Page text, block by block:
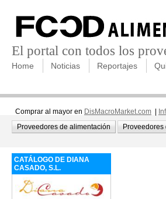
El portal con todos los
Home Noticias Reportajes
Comprar al mayor en DisMacroMarket.com
Proveedores de alimentación
CATÁLOGO DE DIANA
CASADO, S.L.